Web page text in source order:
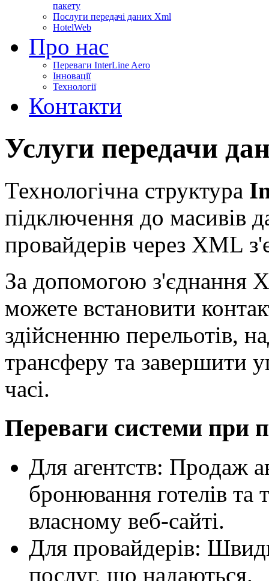
пакету
Послуги передачі даних Xml
HotelWeb
Про нас
Переваги InterLine Aero
Інновації
Технології
Контакти
Услуги передачи
Технологічна структура
підключення до масивів
провайдерів через XML
За допомогою з'єднання
можете встановити
здійсненню перельотів,
трансферу та завершити
часі.
Переваги системи при
Для агентств: Продаж
бронювання готелів
власному веб-сайті.
Для провайдерів:
послуг, що надаються.